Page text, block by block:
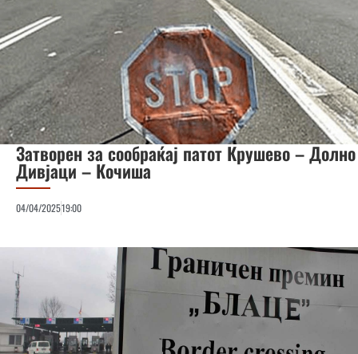
Затворен за сообраќај патот Крушево – Долно
Дивјаци – Кочиша
04/04/202519:00